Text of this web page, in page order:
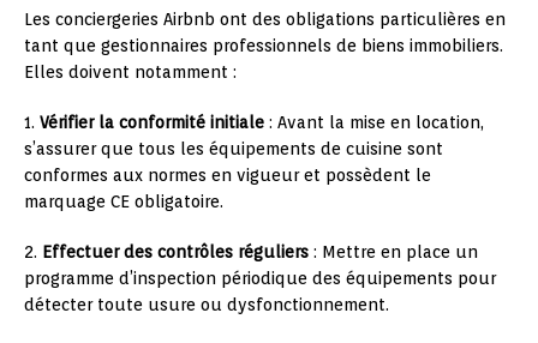
Les conciergeries Airbnb ont des obligations particulières en
tant que gestionnaires professionnels de biens immobiliers.
Elles doivent notamment :
1. Vérifier la conformité initiale : Avant la mise en location,
s’assurer que tous les équipements de cuisine sont
conformes aux normes en vigueur et possèdent le
marquage CE obligatoire.
2. Effectuer des contrôles réguliers : Mettre en place un
programme d’inspection périodique des équipements pour
détecter toute usure ou dysfonctionnement.